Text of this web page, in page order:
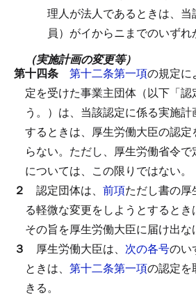
理人が法人であるときは、
員）がイからニまでのいず
（実施計画の変更等）
第十四条 第十二条第一項の規定に
定を受けた事業主団体（以下「認
う。）は、当該認定に係る実施計
するときは、厚生労働大臣の認
らない。 ただし、厚生労働省令
については、この限りではない。
２ 認定団体は、 前項ただし書の
る軽微な変更をしようとするとき
その旨を厚生労働大臣に届け出な
３ 厚生労働大臣は、 次の各号のい
ときは、 第十二条第一項の認定を
きる。